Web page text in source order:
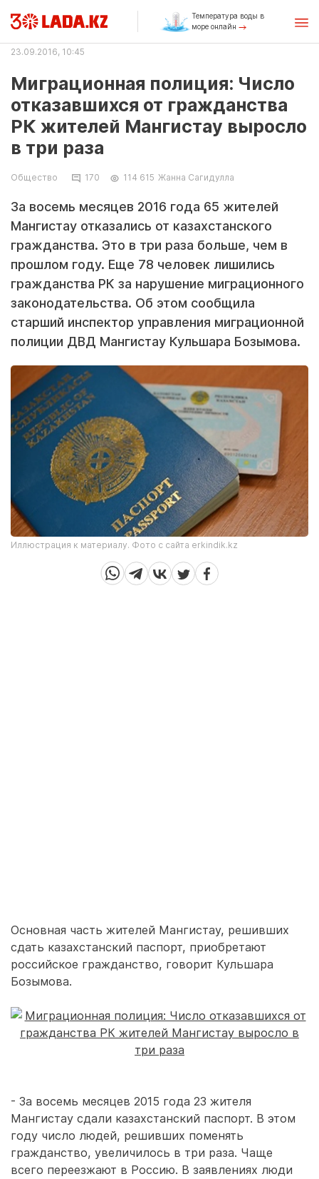
Температура воды в
море онлайн
23.09.2016, 10:45
Миграционная полиция: Число
отказавшихся от гражданства
РК жителей Мангистау выросло
в три раза
Общество 170 114 615 Жанна Сагидулла
За восемь месяцев 2016 года 65 жителей
Мангистау отказались от казахстанского
гражданства. Это в три раза больше, чем в
прошлом году. Еще 78 человек лишились
гражданства РК за нарушение миграционного
законодательства. Об этом сообщила
старший инспектор управления миграционной
полиции ДВД Мангистау Кульшара Бозымова.
Иллюстрация к материалу. Фото с сайта erkindik.kz
Основная часть жителей Мангистау, решивших
сдать казахстанский паспорт, приобретают
российское гражданство, говорит Кульшара
Бозымова.
- За восемь месяцев 2015 года 23 жителя
Мангистау сдали казахстанский паспорт. В этом
году число людей, решивших поменять
гражданство, увеличилось в три раза. Чаще
всего переезжают в Россию. В заявлениях люди